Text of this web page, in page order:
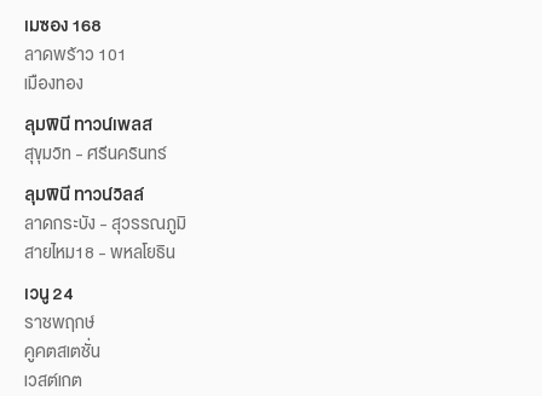
เมซอง 168
ลาดพร้าว 101
เมืองทอง
ลุมพินี ทาวน์เพลส
สุขุมวิท - ศรีนครินทร์
ลุมพินี ทาวน์วิลล์
ลาดกระบัง - สุวรรณภูมิ
สายไหม18 - พหลโยธิน
เวนู 24
ราชพฤกษ์
คูคตสเตชั่น
เวสต์เกต